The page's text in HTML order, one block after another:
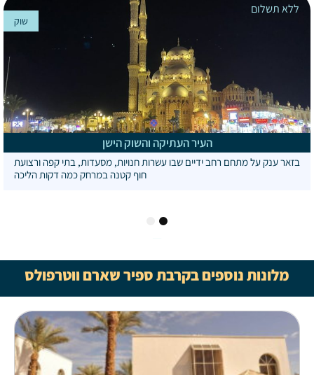
ללא תשלום
העיר העתיקה והשוק הישן
בזאר ענק על מתחם רחב ידיים שבו עשרות חנויות, מסעדות, בתי קפה ורצועת
חוף קטנה במרחק כמה דקות הליכה
שוק
מלונות נוספים בקרבת ספיר שארם ווטרפולס